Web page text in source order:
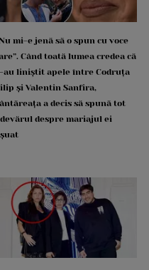
mi-e jenă să o spun cu voce
Când toată lumea credea că
au liniștit apele între Codruța
și Valentin Sanfira,
a decis să spună tot
despre mariajul ei